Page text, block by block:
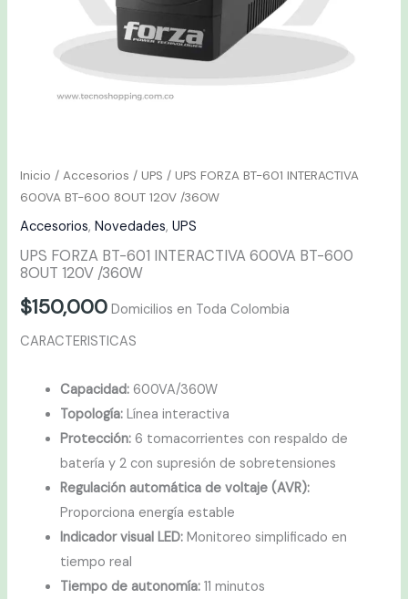
Inicio /Accesorios /UPS / UPS FORZA BT-601 INTERACTIVA
600VA BT-600 8OUT 120V /360W
Accesorios,Novedades,UPS
UPS FORZA BT-601 INTERACTIVA 600VA BT-600
8OUT 120V /360W
$150,000 Domicilios en Toda Colombia
CARACTERISTICAS
Capacidad: 600VA/360W
Topología: Línea interactiva
Protección: 6 tomacorrientes con respaldo de
batería y 2 con supresión de sobretensiones
Regulación automática de voltaje (AVR):
Proporciona energía estable
Indicador visual LED: Monitoreo simplificado en
tiempo real
Tiempo de autonomía: 11 minutos